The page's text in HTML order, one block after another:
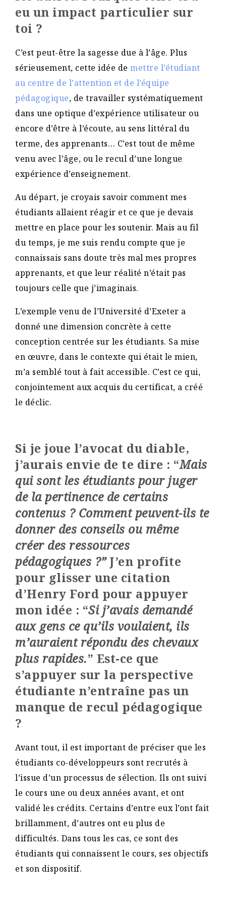
eu un impact particulier sur
toi ?
C’est peut-être la sagesse due à l’âge. Plus
sérieusement, cette idée de mettre l’étudiant
au centre de l’attention et de l’équipe
pédagogique, de travailler systématiquement
dans une optique d’expérience utilisateur ou
encore d’être à l’écoute, au sens littéral du
terme, des apprenants… C’est tout de même
venu avec l’âge, ou le recul d’une longue
expérience d’enseignement.
Au départ, je croyais savoir comment mes
étudiants allaient réagir et ce que je devais
mettre en place pour les soutenir. Mais au fil
du temps, je me suis rendu compte que je
connaissais sans doute très mal mes propres
apprenants, et que leur réalité n’était pas
toujours celle que j’imaginais.
L’exemple venu de l’Université d’Exeter a
donné une dimension concrète à cette
conception centrée sur les étudiants. Sa mise
en œuvre, dans le contexte qui était le mien,
m’a semblé tout à fait accessible. C’est ce qui,
conjointement aux acquis du certificat, a créé
le déclic.
Si je joue l’avocat du diable,
j’aurais envie de te dire : “Mais
qui sont les étudiants pour juger
de la pertinence de certains
contenus ? Comment peuvent-ils te
donner des conseils ou même
créer des ressources
pédagogiques ?”J’en profite
pour glisser une citation
d’Henry Ford pour appuyer
mon idée : “Si j’avais demandé
aux gens ce qu’ils voulaient, ils
m’auraient répondu des chevaux
plus rapides.” Est-ce que
s’appuyer sur la perspective
étudiante n’entraîne pas un
manque de recul pédagogique
?
Avant tout, il est important de préciser que les
étudiants co-développeurs sont recrutés à
l’issue d’un processus de sélection. Ils ont suivi
le cours une ou deux années avant, et ont
validé les crédits. Certains d’entre eux l’ont fait
brillamment, d’autres ont eu plus de
difficultés. Dans tous les cas, ce sont des
étudiants qui connaissent le cours, ses objectifs
et son dispositif.